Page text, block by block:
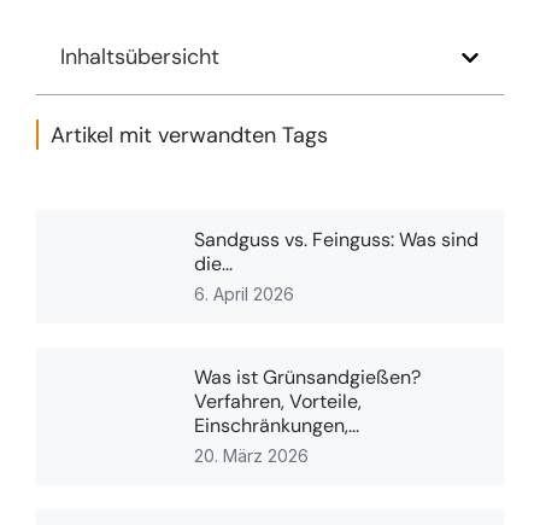
Inhaltsübersicht
Artikel mit verwandten Tags
Sandguss vs. Feinguss: Was sind
die...
6. April 2026
Was ist Grünsandgießen?
Verfahren, Vorteile,
Einschränkungen,...
20. März 2026